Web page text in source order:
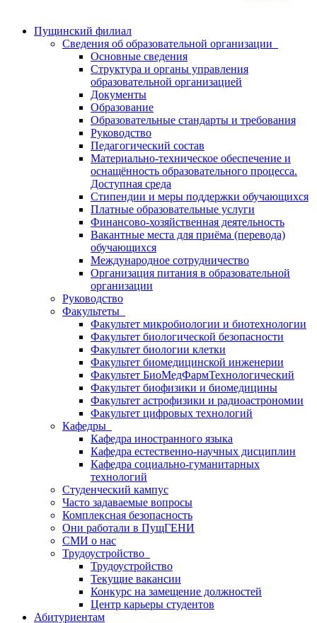
Пущинский филиал
Сведения об образовательной организации
Основные сведения
Структура и органы управления
образовательной организацией
Документы
Образование
Образовательные стандарты и требования
Руководство
Педагогический состав
Материально-техническое обеспечение и
оснащённость образовательного процесса.
Доступная среда
Стипендии и меры поддержки обучающихся
Платные образовательные услуги
Финансово-хозяйственная деятельность
Вакантные места для приёма (перевода)
обучающихся
Международное сотрудничество
Организация питания в образовательной
организации
Руководство
Факультеты
Факультет микробиологии и биотехнологии
Факультет биологической безопасности
Факультет биологии клетки
Факультет биомедицинской инженерии
Факультет БиоМедФармТехнологический
Факультет биофизики и биомедицины
Факультет астрофизики и радиоастрономии
Факультет цифровых технологий
Кафедры
Кафедра иностранного языка
Кафедра естественно-научных дисциплин
Кафедра социально-гуманитарных
технологий
Студенческий кампус
Часто задаваемые вопросы
Комплексная безопасность
Они работали в ПущГЕНИ
СМИ о нас
Трудоустройство
Трудоустройство
Текущие вакансии
Конкурс на замещение должностей
Центр карьеры студентов
Абитуриентам